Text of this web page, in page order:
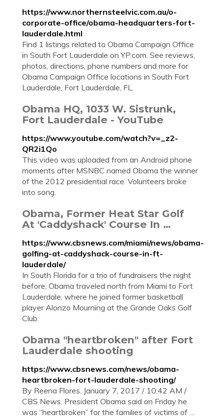
https://www.northernsteelvic.com.au/o-
corporate-office/obama-headquarters-fort-
lauderdale.html
Find 1 listings related to Obama Campaign Office
in South Fort Lauderdale on YP.com. See reviews,
photos, directions, phone numbers and more for
Obama Campaign Office locations in South Fort
Lauderdale, Fort Lauderdale, FL.
Obama HQ, 1033 W. Sistrunk,
Fort Lauderdale - YouTube
https://www.youtube.com/watch?v=_z2-
QR2i1Qo
This video was uploaded from an Android phone
moments after MSNBC named Obama the winner
of the 2012 presidential race. Volunteers broke
into song.
Obama, Former Heat Star Golf
At 'Caddyshack' Course In …
https://www.cbsnews.com/miami/news/obama-
golfing-at-caddyshack-course-in-ft-
lauderdale/
In South Florida for a trio of fundraisers the night
before, Obama traveled north from Miami to Fort
Lauderdale, where he joined former basketball
player Alonzo Mourning at the Grande Oaks Golf
Club.
Obama "heartbroken" after Fort
Lauderdale shooting
https://www.cbsnews.com/news/obama-
heartbroken-fort-lauderdale-shooting/
By Reena Flores. January 7, 2017 / 10:42 AM /
CBS News. President Obama said on Friday he
was “heartbroken” for the families of victims of …